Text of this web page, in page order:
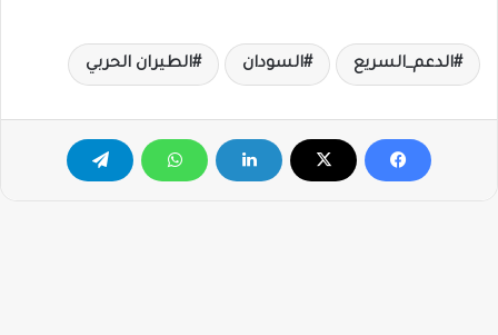
الدعم_السريع السودان الطيران الحربي